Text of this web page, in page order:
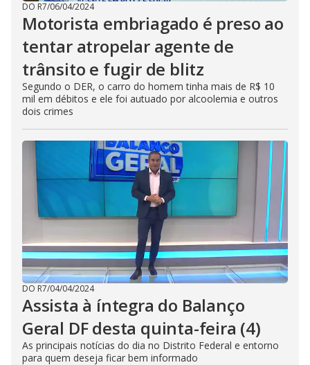
DO R7/06/04/2024
Motorista embriagado é preso ao
tentar atropelar agente de
trânsito e fugir de blitz
Segundo o DER, o carro do homem tinha mais de R$ 10
mil em débitos e ele foi autuado por alcoolemia e outros
dois crimes
DO R7/04/04/2024
Assista à íntegra do Balanço
Geral DF desta quinta-feira (4)
As principais notícias do dia no Distrito Federal e entorno
para quem deseja ficar bem informado